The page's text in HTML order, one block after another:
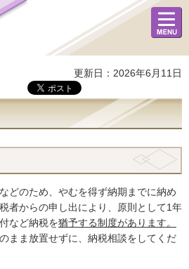
メニュ
ー
更新日：2026年6月11日
どのため、やむを得ず納期までに納め
者からの申し出により、原則として1年
など納税を猶予する制度があります。
まま放置せずに、納税相談をしてくだ